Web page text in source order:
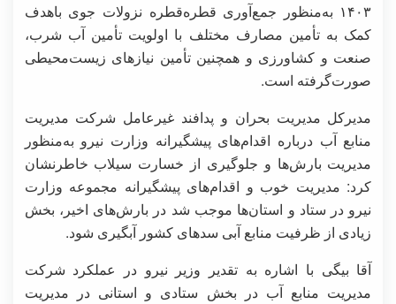
۱۴۰۳ به‌منظور جمع‌آوری قطره‌قطره نزولات جوی باهدف
کمک به تأمین مصارف مختلف با اولویت تأمین آب شرب،
صنعت و کشاورزی و همچنین تأمین نیازهای زیست‌محیطی
صورت‌گرفته است.
مدیرکل مدیریت بحران و پدافند غیرعامل شرکت مدیریت
منابع آب درباره اقدام‌های پیشگیرانه وزارت نیرو به‌منظور
مدیریت بارش‌ها و جلوگیری از خسارت سیلاب خاطرنشان
کرد: مدیریت خوب و اقدام‌های پیشگیرانه مجموعه وزارت
نیرو در ستاد و استان‌ها موجب شد در بارش‌های اخیر، بخش
زیادی از ظرفیت منابع آبی سدهای کشور آبگیری شود.
آقا بیگی با اشاره به تقدیر وزیر نیرو در عملکرد شرکت
مدیریت منابع آب در بخش ستادی و استانی در مدیریت